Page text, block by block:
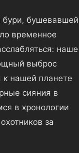
бури, бушевавшей
временное
наше
выброс
нашей планете
сияния в
в хронологии
за